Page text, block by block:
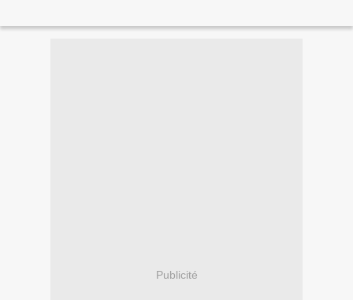
Publicité